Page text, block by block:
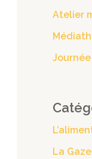
Atelier
La